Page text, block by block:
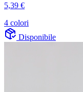
5,39 €
4 colori
Disponibile